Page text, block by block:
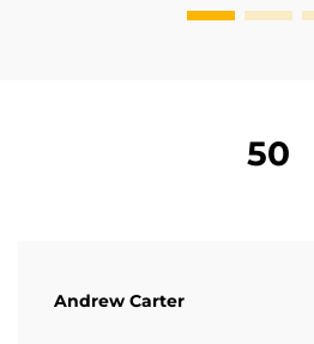
50
Andrew Carter